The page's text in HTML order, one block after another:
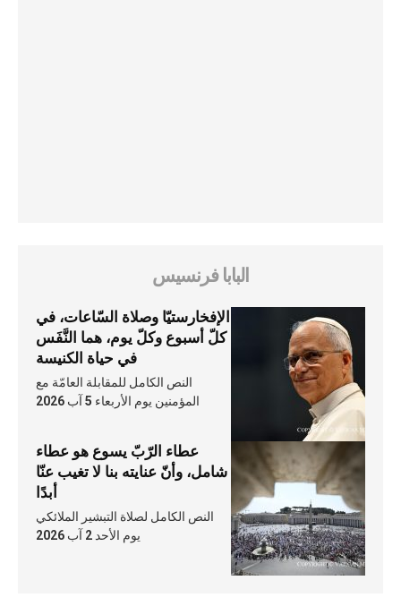
البابا فرنسيس
الإفخارستيّا وصلاة السّاعات، في
كلّ أسبوع وكلّ يوم، هما النَّفَس
في حياة الكنيسة
النص الكامل للمقابلة العامّة مع
المؤمنين يوم الأربعاء 5 آب 2026
عطاء الرّبّ يسوع هو عطاء
شامل، وأنّ عنايته بنا لا تغيب عنّا
أبدًا
النص الكامل لصلاة التبشير الملائكي
يوم الأحد 2 آب 2026